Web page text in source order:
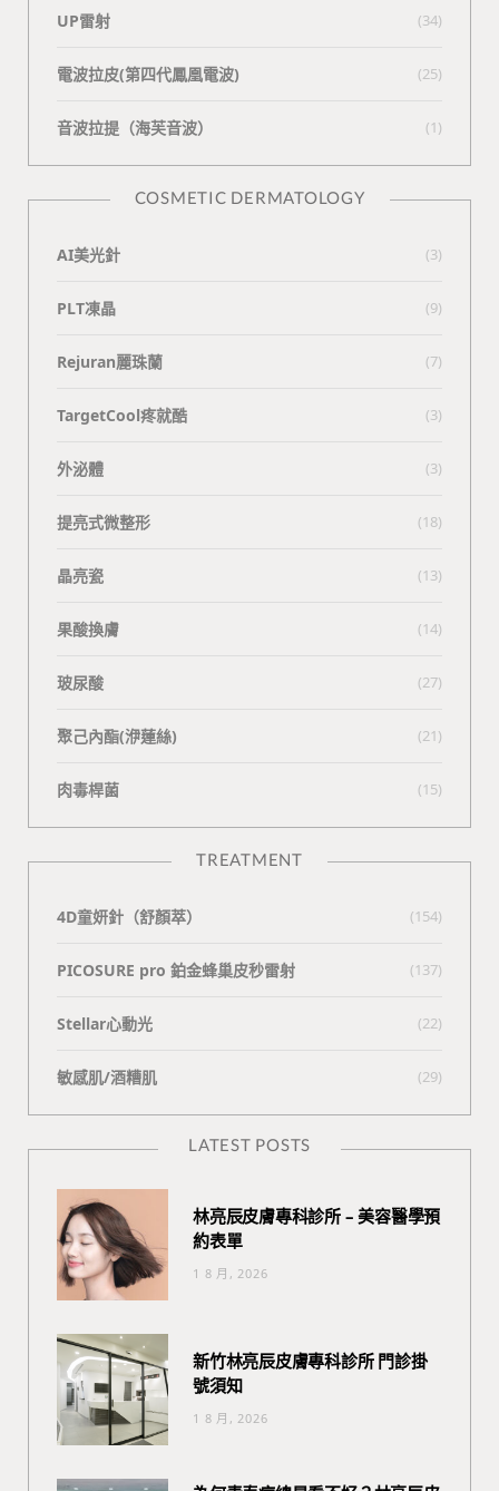
UP雷射 (34)
電波拉皮(第四代鳳凰電波) (25)
⾳波拉提（海芙⾳波） (1)
COSMETIC DERMATOLOGY
AI美光針 (3)
PLT凍晶 (9)
Rejuran麗珠蘭 (7)
TargetCool疼就酷 (3)
外泌體 (3)
提亮式微整形 (18)
晶亮瓷 (13)
果酸換膚 (14)
玻尿酸 (27)
聚己內酯(洢蓮絲) (21)
肉毒桿菌 (15)
TREATMENT
4D童妍針（舒顏萃） (154)
PICOSURE pro 鉑金蜂巢皮秒雷射 (137)
Stellar心動光 (22)
敏感肌/酒糟肌 (29)
LATEST POSTS
林亮辰皮膚專科診所 – 美容醫學預
約表單
1 8 月, 2026
新竹林亮辰皮膚專科診所 門診掛
號須知
1 8 月, 2026